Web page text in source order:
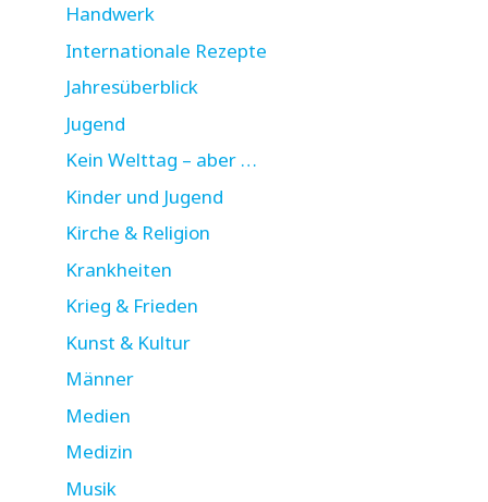
Handwerk
Internationale Rezepte
Jahresüberblick
Jugend
Kein Welttag – aber …
Kinder und Jugend
Kirche & Religion
Krankheiten
Krieg & Frieden
Kunst & Kultur
Männer
Medien
Medizin
Musik